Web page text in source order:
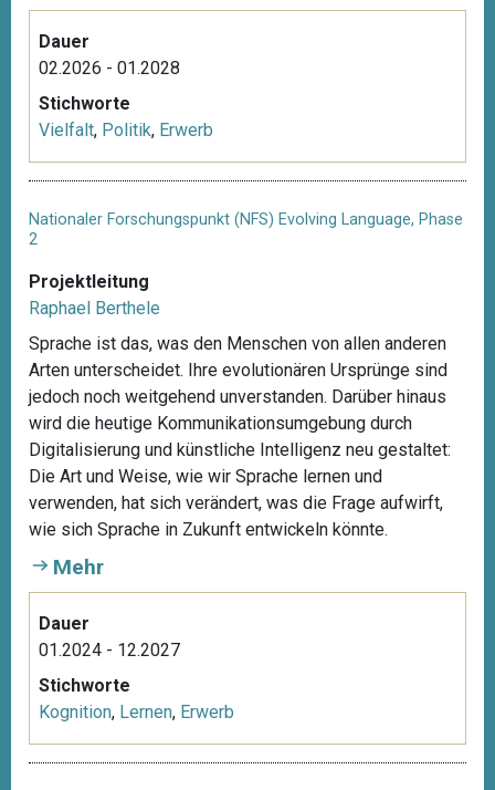
Dauer
02.2026 - 01.2028
Stichworte
Vielfalt, Politik, Erwerb
Nationaler Forschungspunkt (NFS) Evolving Language, Phase
2
Projektleitung
Raphael Berthele
Sprache ist das, was den Menschen von allen anderen
Arten unterscheidet. Ihre evolutionären Ursprünge sind
jedoch noch weitgehend unverstanden. Darüber hinaus
wird die heutige Kommunikationsumgebung durch
Digitalisierung und künstliche Intelligenz neu gestaltet:
Die Art und Weise, wie wir Sprache lernen und
verwenden, hat sich verändert, was die Frage aufwirft,
wie sich Sprache in Zukunft entwickeln könnte.
Mehr
Dauer
01.2024 - 12.2027
Stichworte
Kognition, Lernen, Erwerb